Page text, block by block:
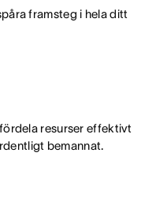
framsteg i hela ditt
resurser effektivt
bemannat.